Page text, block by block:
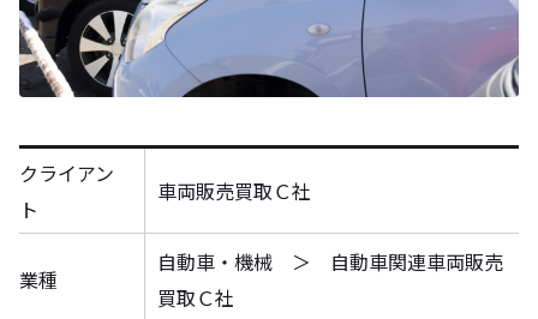
クライアン
ト
車両販売買取Ｃ社
業種
自動車・機械 ＞ 自動車関連車両販売
買取Ｃ社